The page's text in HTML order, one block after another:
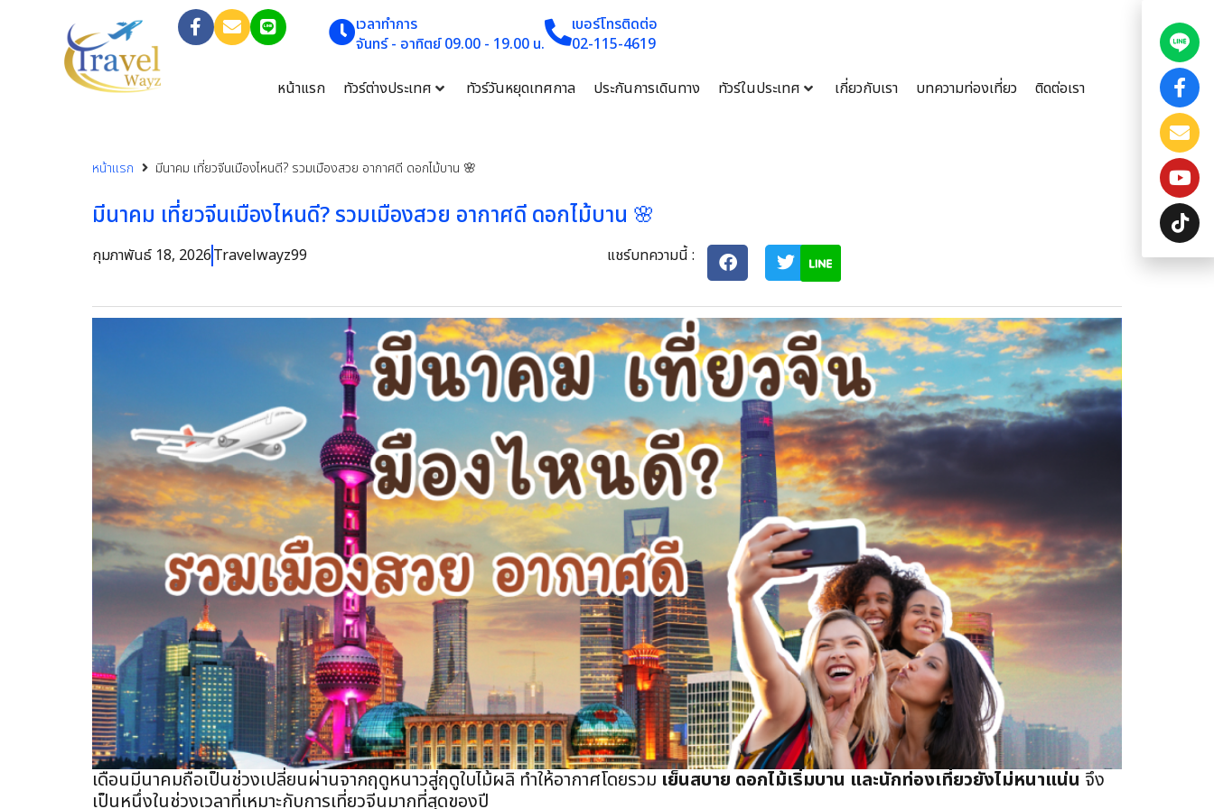
เวลาทำการ
จันทร์ - อาทิตย์ 09.00 - 19.00 น.
เบอร์โทรติดต่อ
02-115-4619
หน้าแรก ทัวร์ต่างประเทศ ทัวร์วันหยุดเทศกาล ประกันการเดินทาง ทัวร์ในประเทศ เกี่ยวกับเรา บทความท่องเที่ยว ติดต่อเรา
หน้าแรก มีนาคม เที่ยวจีนเมืองไหนดี? รวมเมืองสวย อากาศดี ดอกไม้บาน 🌸
มีนาคม เที่ยวจีนเมืองไหนดี? รวมเมืองสวย อากาศดี ดอกไม้บาน 🌸
กุมภาพันธ์ 18, 2026Travelwayz99 แชร์บทความนี้ :
เดือนมีนาคมถือเป็นช่วงเปลี่ยนผ่านจากฤดูหนาวสู่ฤดูใบไม้ผลิ ทำให้อากาศโดยรวม เย็นสบาย ดอกไม้เริ่มบาน และนักท่องเที่ยวยังไม่หนาแน่น จึง
เป็นหนึ่งในช่วงเวลาที่เหมาะกับการเที่ยวจีนมากที่สุดของปี